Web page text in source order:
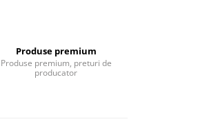
Produse premium
Produse premium, preturi de
producator